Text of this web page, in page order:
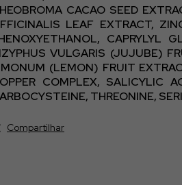
CACAO SEED
LEAF EXTRACT,
CAPRYLYL
VULGARIS (JUJUBE)
(LEMON) FRUIT
COMPLEX, SALICYLIC
THREONINE,
Compartilhar